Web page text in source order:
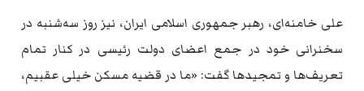
علی خامنه‌ای، رهبر جمهوری اسلامی ایران، نیز روز سه‌شنبه در
سخنرانی خود در جمع اعضای دولت رئیسی در کنار تمام
تعریف‌ها و تمجیدها گفت: «ما در قضیه‌ مسکن خیلی عقبیم،